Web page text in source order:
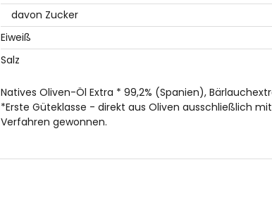
davon Zucker
Eiweiß
Salz
Natives Oliven-Öl Extra * 99,2% (Spanien),
*Erste Güteklasse - direkt aus Oliven ausschließlich
Verfahren gewonnen.